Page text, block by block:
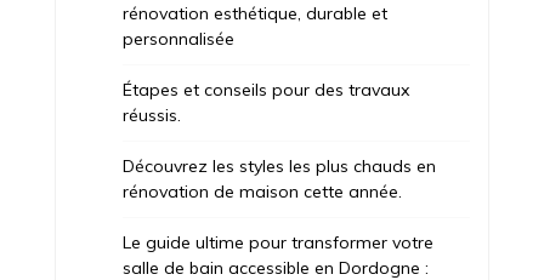
rénovation esthétique, durable et
personnalisée
Étapes et conseils pour des travaux
réussis.
Découvrez les styles les plus chauds en
rénovation de maison cette année.
Le guide ultime pour transformer votre
salle de bain accessible en Dordogne :